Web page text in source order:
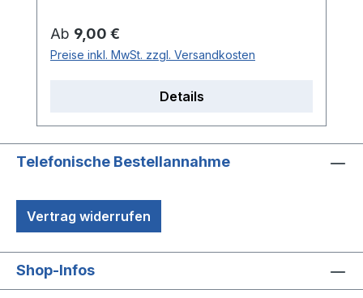
Regulärer Preis:
Ab 9,00 €
Preise inkl. MwSt. zzgl. Versandkosten
Details
Telefonische Bestellannahme
Vertrag widerrufen
Shop-Infos